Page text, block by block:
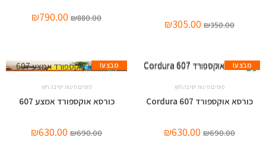
₪350.00
₪305.00
₪880.00
₪790.00
מבצע!
פופים פינות ישיבה חוץ
כורסא אוקספורד Cordura 607
₪690.00
₪630.00
מבצע!
פופים פינות ישיבה חוץ
כורסא אוקספורד אמצע 607
₪690.00
₪630.00